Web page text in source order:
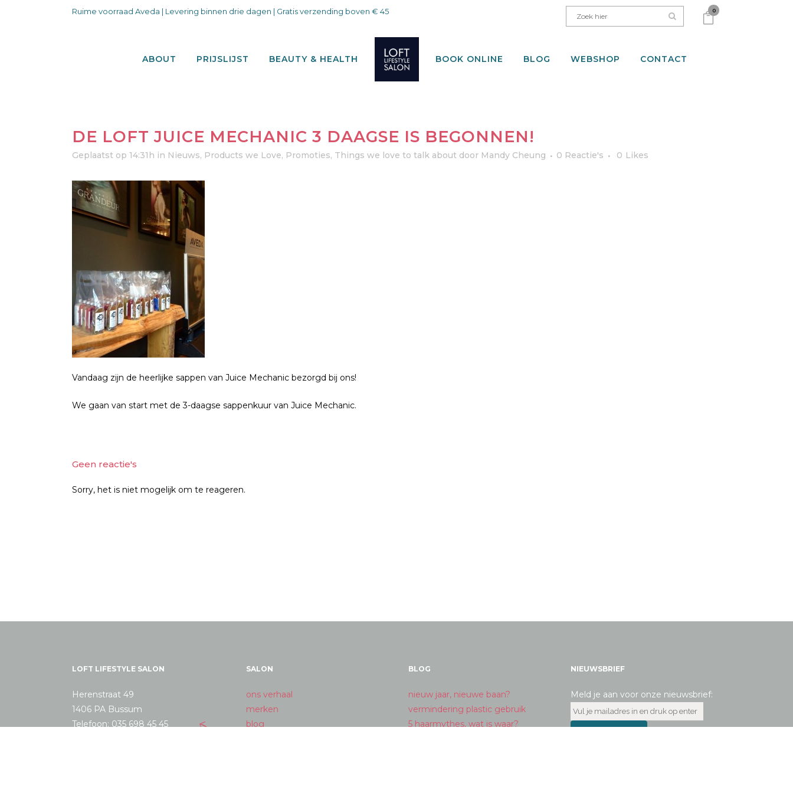
Ruime voorraad Aveda | Levering binnen drie dagen | Gratis verzending boven € 45 0
ABOUT PRIJSLIJST BEAUTY & HEALTH BOOK ONLINE BLOG WEBSHOP CONTACT
DE LOFT JUICE MECHANIC 3 DAAGSE IS BEGONNEN!
Geplaatst op 14:31h in Nieuws, Products we Love, Promoties, Things we love to talk about door Mandy Cheung 0 Reactie's 0 Likes
Vandaag zijn de heerlijke sappen van Juice Mechanic bezorgd bij ons!
We gaan van start met de 3-daagse sappenkuur van Juice Mechanic.
Geen reactie's
Sorry, het is niet mogelijk om te reageren.
LOFT LIFESTYLE SALON
Herenstraat 49
1406 PA Bussum
Telefoon: 035 698 45 45
SALON
ons verhaal
merken
blog
BLOG
nieuw jaar, nieuwe baan?
vermindering plastic gebruik
5 haarmythes, wat is waar?
NIEUWSBRIEF
Meld je aan voor onze nieuwsbrief: